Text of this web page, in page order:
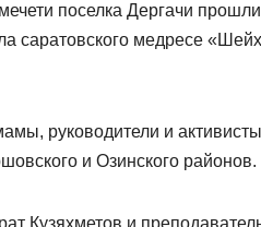
поселка Дергачи прошли
саратовского медресе «Шейх
руководители и активисты
и Озинского районов.